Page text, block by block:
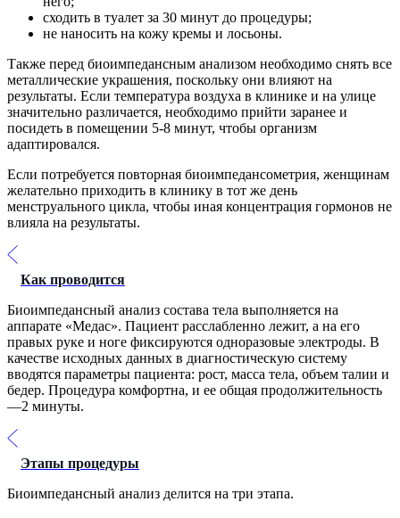
сходить в туалет за 30 минут до процедуры;
не наносить на кожу кремы и лосьоны.
Также перед биоимпедансным анализом необходимо снять все
металлические украшения, поскольку они влияют на
результаты. Если температура воздуха в клинике и на улице
значительно различается, необходимо прийти заранее и
посидеть в помещении 5-8 минут, чтобы организм
адаптировался.
Если потребуется повторная биоимпедансометрия, женщинам
желательно приходить в клинику в тот же день
менструального цикла, чтобы иная концентрация гормонов не
влияла на результаты.
Как проводится
Биоимпедансный анализ состава тела выполняется на
аппарате «Медас». Пациент расслабленно лежит, а на его
правых руке и ноге фиксируются одноразовые электроды. В
качестве исходных данных в диагностическую систему
вводятся параметры пациента: рост, масса тела, объем талии и
бедер. Процедура комфортна, и ее общая продолжительность
—2 минуты.
Этапы процедуры
Биоимпедансный анализ делится на три этапа.